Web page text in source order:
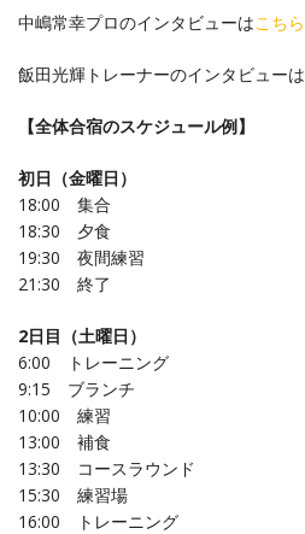
中嶋常幸プロのインタビューはこちら
飯田光輝トレーナーのインタビューは
【全体合宿のスケジュール例】
初日（金曜日）
18:00 集合
18:30 夕食
19:30 夜間練習
21:30 終了
2日目（土曜日）
6:00 トレーニング
9:15 ブランチ
10:00 練習
13:00 補食
13:30 コースラウンド
15:30 練習場
16:00 トレーニング